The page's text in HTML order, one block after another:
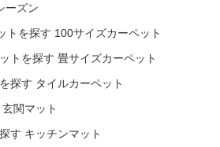
ーズン
100サイズカーペット
畳サイズカーペット
タイルカーペット
玄関マット
キッチンマット